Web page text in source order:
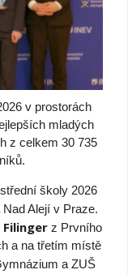
v prostorách
mladých
z celkem 30 735
školy 2026
Alejí v Praze.
Filingerz Prvního
a na třetím místě
a ZUŠ